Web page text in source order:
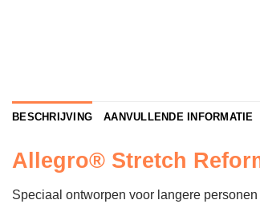
BESCHRIJVING AANVULLENDE INFORMATIE
Allegro® Stretch
Speciaal ontworpen voor langere